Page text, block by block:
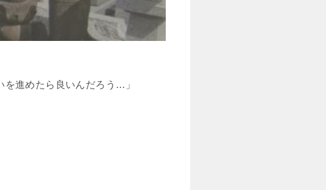
を進めたら良いんだろう…」